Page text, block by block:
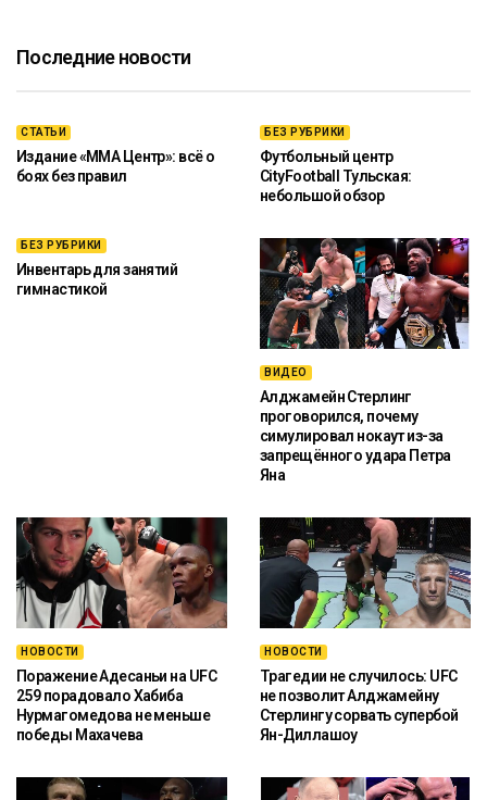
Последние новости
СТАТЬИ
Издание «ММА Центр»: всё о
боях без правил
БЕЗ РУБРИКИ
Футбольный центр
CityFootball Тульская:
небольшой обзор
БЕЗ РУБРИКИ
Инвентарь для занятий
гимнастикой
ВИДЕО
Алджамейн Стерлинг
проговорился, почему
симулировал нокаут из-за
запрещённого удара Петра
Яна
НОВОСТИ
Поражение Адесаньи на UFC
259 порадовало Хабиба
Нурмагомедова не меньше
победы Махачева
НОВОСТИ
Трагедии не случилось: UFC
не позволит Алджамейну
Стерлингу сорвать супербой
Ян-Диллашоу